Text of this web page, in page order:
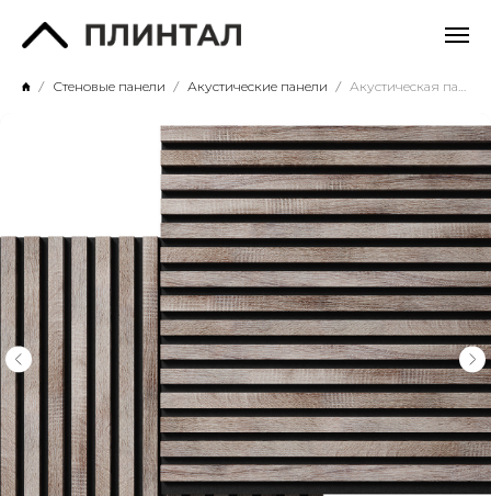
Стеновые панели Акустические панели Акустическая панель Дуб Дымчатый